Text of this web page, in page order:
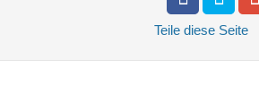
Teile diese Seite